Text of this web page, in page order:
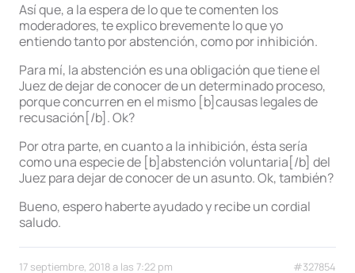
Así que, a la espera de lo que te comenten los
moderadores, te explico brevemente lo que yo
entiendo tanto por abstención, como por inhibición.
Para mí, la abstención es una obligación que tiene el
Juez de dejar de conocer de un determinado proceso,
porque concurren en el mismo [b]causas legales de
recusación[/b]. Ok?
Por otra parte, en cuanto a la inhibición, ésta sería
como una especie de [b]abstención voluntaria[/b] del
Juez para dejar de conocer de un asunto. Ok, también?
Bueno, espero haberte ayudado y recibe un cordial
saludo.
17 septiembre, 2018 a las 7:22 pm #327854